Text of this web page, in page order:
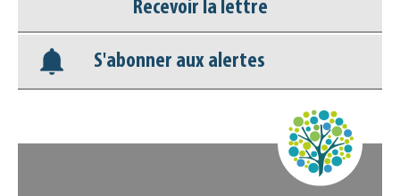
Base documentaire
Nos veilles Scoop.it
Recevoir la lettre
S'abonner aux alertes